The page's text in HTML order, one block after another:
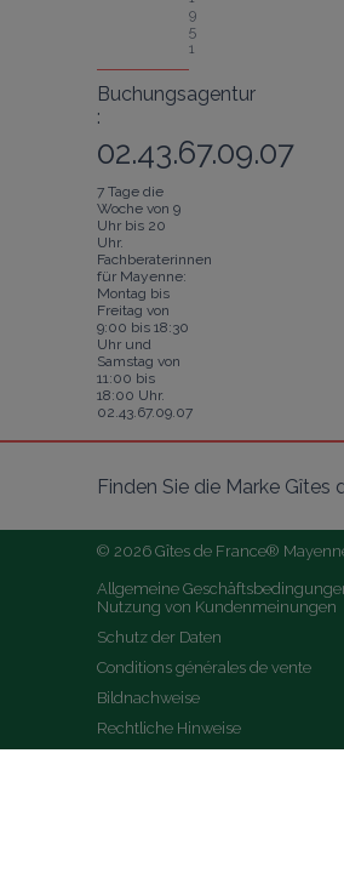
9
5
1
Buchungsagentur
:
02.43.67.09.07
7 Tage die
Woche von 9
Uhr bis 20
Uhr.
Fachberaterinnen
für Mayenne:
Montag bis
Freitag von
9:00 bis 18:30
Uhr und
Samstag von
11:00 bis
18:00 Uhr.
02.43.67.09.07
Finden Sie die Marke
© 2026 Gîtes de France®
Allgemeine
Nutzung von Kundenmeinungen
Schutz der Daten
Conditions générales de vente
Bildnachweise
Rechtliche Hinweise